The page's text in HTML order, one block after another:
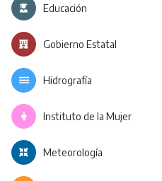
Educación
Gobierno Estatal
Hidrografía
Instituto de la Mujer
Meteorología